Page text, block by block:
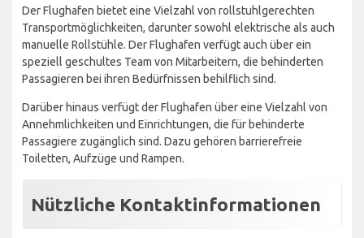
Der Flughafen bietet eine Vielzahl von rollstuhlgerechten
Transportmöglichkeiten, darunter sowohl elektrische als auch
manuelle Rollstühle. Der Flughafen verfügt auch über ein
speziell geschultes Team von Mitarbeitern, die behinderten
Passagieren bei ihren Bedürfnissen behilflich sind.
Darüber hinaus verfügt der Flughafen über eine Vielzahl von
Annehmlichkeiten und Einrichtungen, die für behinderte
Passagiere zugänglich sind. Dazu gehören barrierefreie
Toiletten, Aufzüge und Rampen.
Nützliche Kontaktinformationen